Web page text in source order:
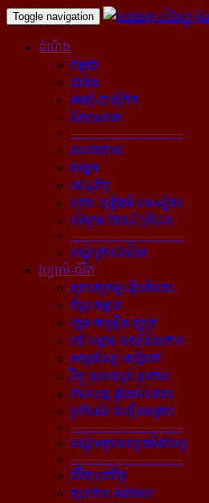
Toggle navigation
ដំណឹង
កម្ពុជា
បារាំង
អាស៊ី-ប៉ាស៊ីភិក
ពិភពលោក
----------------------------
នយោបាយ
សង្គម
សេដ្ឋកិច្ច
គ្រោះ យុត្តិធម៌ បទល្មើស
បរិស្ថាន ផែនដី ព្រំដែន
----------------------------
បណ្ដុំគ្រប់ដំណឹង
វប្បធម៌-ជីវិត
ស្ថាបត្យកម្ម រៀបចំនគរ
គំនូរ ចម្លាក់
ភ្លេង ចម្រៀង ស្មូត្រ
របាំ ល្ខោន ទស្សនីយភាព
អក្សសិល្ប៍ សៀវភៅ
វិទ្យុ ទូរទស្សន៍ រូបភាព
ភាពយន្ដ ផ្ទាំងសំពត់ស
ប្រពៃណី ទំនៀមទម្លាប់
----------------------------
បណ្ដុំអត្ថបទវប្បធម៌សិល្បៈ
----------------------------
ជីវិតប្រចាំថ្ងៃ
សុខភាព អនាម័យ